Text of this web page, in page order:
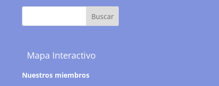
Mapa Interactivo
Nuestros miembros